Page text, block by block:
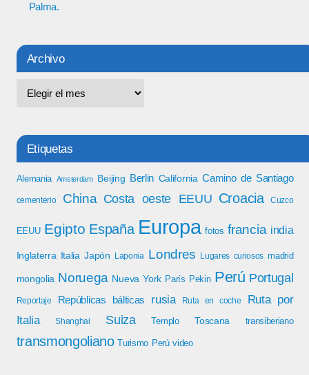
Palma.
Archivo
Etiquetas
Alemania Amsterdam Beijing Berlin California Camino de Santiago
cementerio China Costa oeste EEUU Croacia Cuzco
EEUU Egipto España Europa fotos francia india
Inglaterra Italia Japón Laponia Londres Lugares curiosos madrid
mongolia Noruega Nueva York París Pekin Perú Portugal
Reportaje Repúblicas bálticas rusia Ruta en coche
Ruta por
Italia
Shanghai Suiza Templo Toscana transiberiano
transmongoliano Turismo Perú video